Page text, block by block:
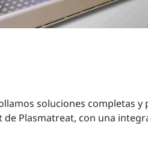
soluciones completas
Plasmatreat, con una